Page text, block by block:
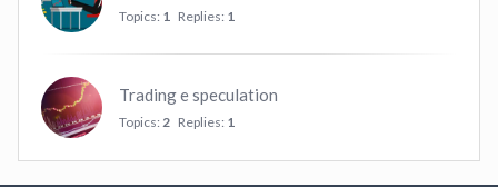
Topics: 1 Replies: 1
Trading e speculation
Topics: 2 Replies: 1